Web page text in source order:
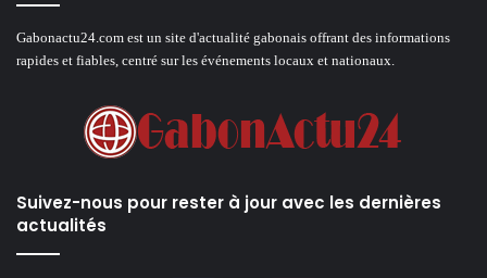
Gabonactu24.com est un site d'actualité gabonais offrant des informations
rapides et fiables, centré sur les événements locaux et nationaux.
Suivez-nous pour rester à jour avec les dernières
actualités